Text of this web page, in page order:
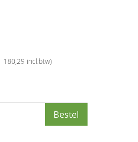
180,29 incl.btw)
Bestel